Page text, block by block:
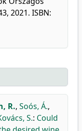
2021. ISBN:
R., Soós, Á.,
S.: Could